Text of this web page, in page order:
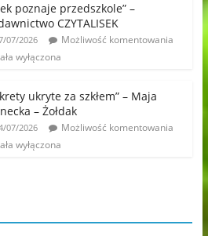
poznaje przedszkole” –
CZYTALISEK
07/2026
Możliwość komentowania
wyłączona
ukryte za szkłem” – Maja
– Żołdak
07/2026
Możliwość komentowania
wyłączona